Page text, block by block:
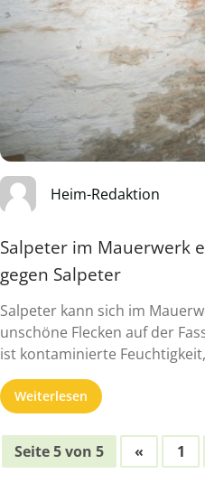
Heim-Redaktion
Salpeter im Mauerwerk
gegen Salpeter
Salpeter kann sich im
unschöne Flecken auf der
ist kontaminierte
Weiterlesen
Seite 5 von 5 « 1